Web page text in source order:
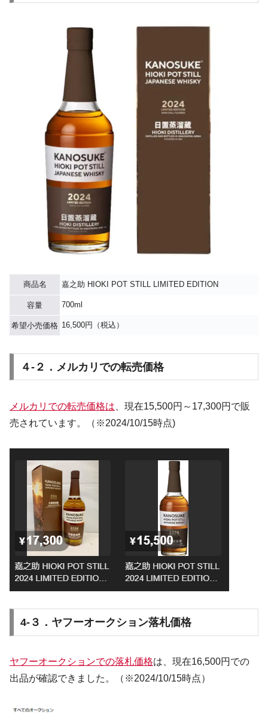
商品名 嘉之助 HIOKI POT STILL LIMITED EDITION
容量 700ml
希望小売価格 16,500円（税込）
４-２．メルカリでの転売価格
メルカリでの転売価格は 、現在15,500円～17,300円で販
売されています。（※2024/10/15時点)
4-３．ヤフーオークション落札価格
ヤフーオークションでの落札価格は、 現在16,500円での
出品が確認できました 。 （※2024/10/15時点）